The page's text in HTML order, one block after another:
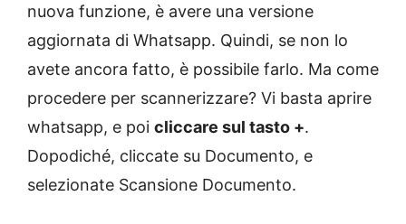
nuova funzione, è avere una versione
aggiornata di Whatsapp. Quindi, se non lo
avete ancora fatto, è possibile farlo. Ma come
procedere per scannerizzare? Vi basta aprire
whatsapp, e poi cliccare sul tasto +.
Dopodiché, cliccate su Documento, e
selezionate Scansione Documento.